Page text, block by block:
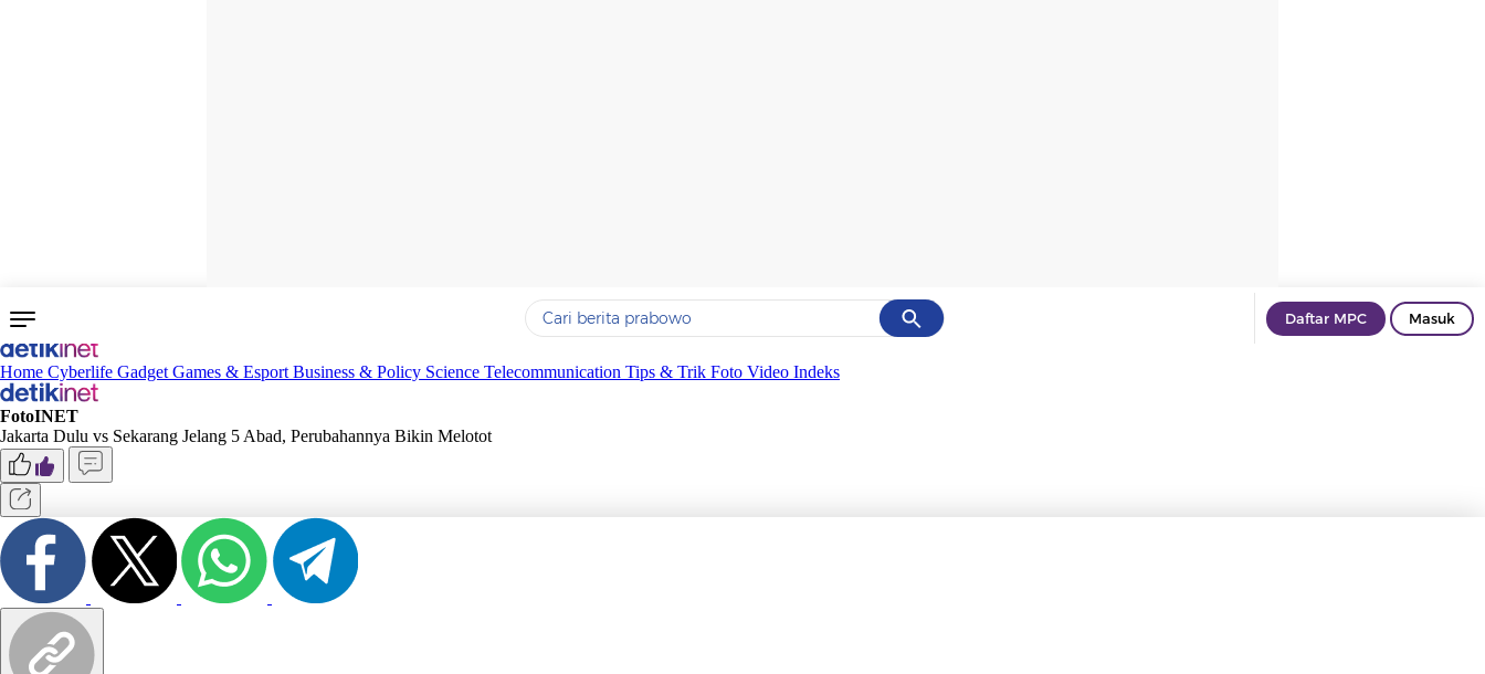
Cancel
Yang sedang ramai dicari
Daftar MPC Masuk
Home Cyberlife Gadget Games & Esport Business & Policy Science Telecommunication Tips & Trik Foto Video Indeks
FotoINET
Jakarta Dulu vs Sekarang Jelang 5 Abad, Perubahannya Bikin Melotot